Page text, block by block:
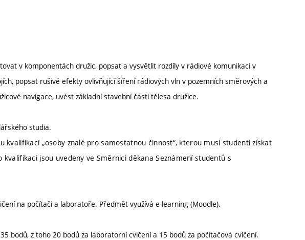
v komponentách družic, popsat a vysvětlit rozdíly v rádiové komunikaci v
popsat rušivé efekty ovlivňující šíření rádiových vln v pozemních směrových a
navigace, uvést základní stavební části tělesa družice.
studia.
kvalifikací „osoby znalé pro samostatnou činnost“, kterou musí studenti získat
jsou uvedeny ve Směrnici děkana Seznámení studentů s
na počítači a laboratoře. Předmět využívá e-learning (Moodle).
bodů, z toho 20 bodů za laboratorní cvičení a 15 bodů za počítačová cvičení.